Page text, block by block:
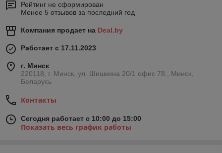
Рейтинг не сформирован
Менее 5 отзывов за последний год
Компания продает на Deal.by
Работает с 17.11.2023
г. Минск
220118, г. Минск, ул. Шишкина 20/1 офис 78., Минск,
Беларусь
Контакты
Сегодня работает с 10:00 до 15:00
Показать весь график работы